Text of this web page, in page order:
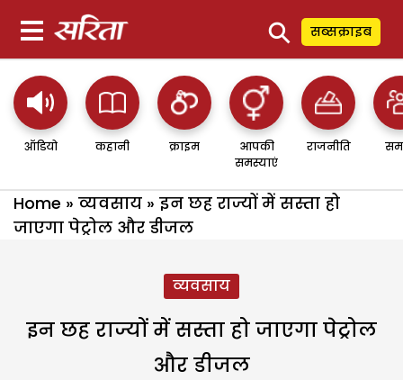
⚲ सब्सक्राइब
ऑडियो कहानी क्राइम
आपकी
समस्याएं
राजनीति
Home » व्यवसाय » इन छह राज्यों में सस्ता हो
जाएगा पेट्रोल और डीजल
व्यवसाय
इन छह राज्यों में सस्ता हो जाएगा पेट्रोल
और डीजल